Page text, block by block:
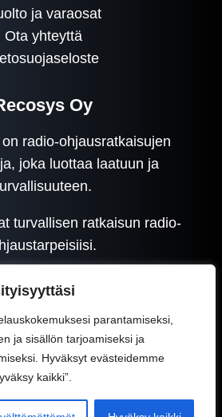
parantamiseksi,
ja sisällön tarjoamiseksi ja
Hyväksyt evästeidemme
kaikki”.
ja varaosat
Ota yhteyttä
Oy
radio-ohjausratkaisujen
joka luottaa laatuun ja
turvallisen ratkaisun radio-
2025 | WordPress-kotisivut: